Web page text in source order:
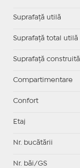
Suprafaţă utilă
Suprafaţă total utilă
Suprafaţă construită
Compartimentare
Confort
Etaj
Nr. bucătării
Nr. băi/GS